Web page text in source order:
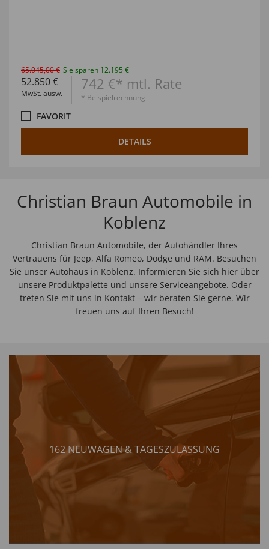
65.045,00 € Sie sparen 12.195 €
52.850 €
MwSt. ausw.
742 €* mtl. Rate
* Beispielrechnung
FAVORIT
DETAILS
Christian Braun Automobile in
Koblenz
Christian Braun Automobile, der Autohändler Ihres
Vertrauens für Jeep, Alfa Romeo, Dodge und RAM. Besuchen
Sie unser Autohaus in Koblenz. Informieren Sie sich hier über
unsere Produktpalette und unsere Serviceangebote. Oder
treten Sie mit uns in Kontakt – wir beraten Sie gerne. Wir
freuen uns auf Ihren Besuch!
162 NEUWAGEN & TAGESZULASSUNG